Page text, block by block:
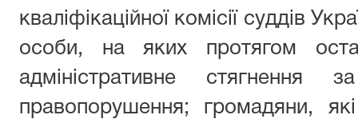
кваліфікаційної комісії суддів
особи, на яких протягом
адміністративне стягнення
правопорушення; громадяни,